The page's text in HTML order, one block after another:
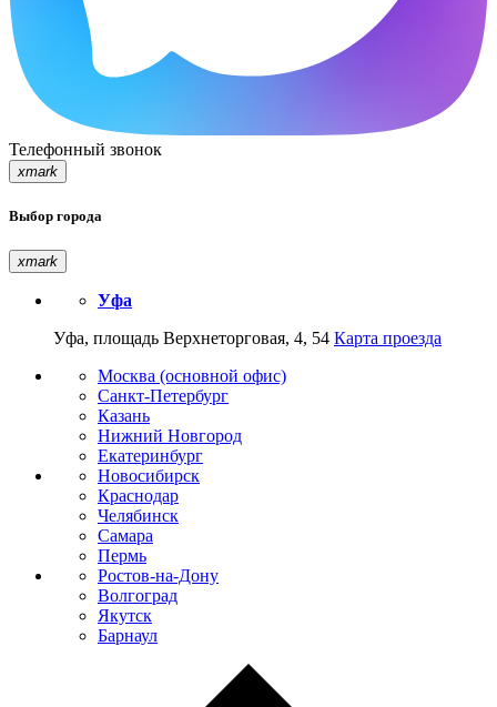
Телефонный звонок
xmark
Выбор города
xmark
Уфа
Уфа, площадь Верхнеторговая, 4, 54 Карта проезда
Москва (основной офис)
Санкт-Петербург
Казань
Нижний Новгород
Екатеринбург
Новосибирск
Краснодар
Челябинск
Самара
Пермь
Ростов-на-Дону
Волгоград
Якутск
Барнаул